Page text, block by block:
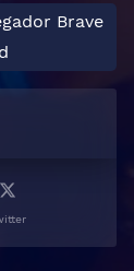
Brave